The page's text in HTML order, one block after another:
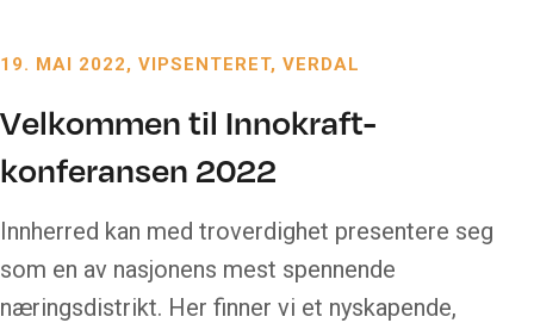
19. MAI 2022 VIPSENTERET, VERDAL
Velkommen til Innokraft-
konferansen 2022
Innherred kan med troverdighet presentere seg
som en av nasjonens mest spennende
næringsdistrikt. Her finner vi et nyskapende,